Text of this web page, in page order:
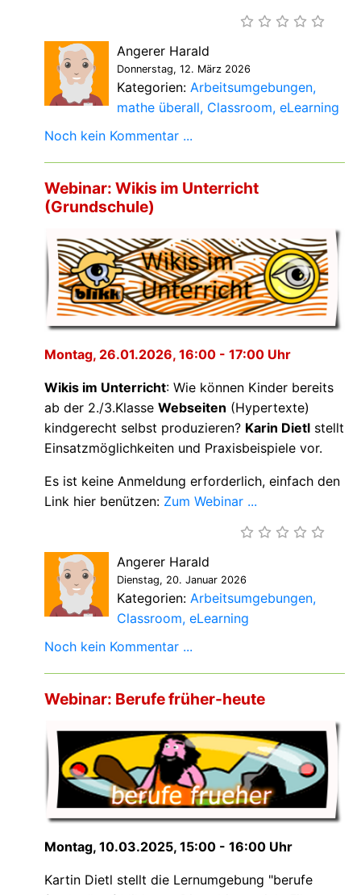
Angerer Harald
Donnerstag, 12. März 2026
Kategorien: Arbeitsumgebungen
mathe überall Classroom eLearning
Noch kein Kommentar ...
Webinar: Wikis im Unterricht
(Grundschule)
Montag, 26.01.2026, 16:00 - 17:00 Uhr
Wikis im Unterricht: Wie können Kinder bereits
ab der 2./3.Klasse Webseiten (Hypertexte)
kindgerecht selbst produzieren? Karin Dietl stellt
Einsatzmöglichkeiten und Praxisbeispiele vor.
Es ist keine Anmeldung erforderlich, einfach den
Link hier benützen: Zum Webinar ...
Angerer Harald
Dienstag, 20. Januar 2026
Kategorien: Arbeitsumgebungen
Classroom eLearning
Noch kein Kommentar ...
Webinar: Berufe früher-heute
Montag, 10.03.2025, 15:00 - 16:00 Uhr
Kartin Dietl stellt die Lernumgebung "berufe